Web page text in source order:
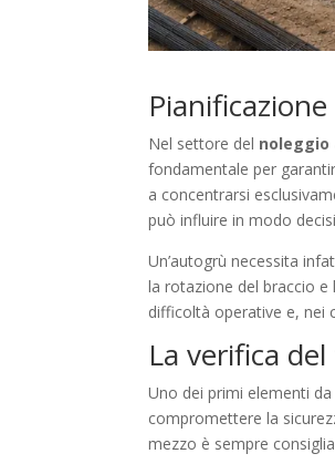
Nel settore del noleggio
fondamentale per
a concentrarsi
può influire in modo
Un’autogrù necessita
la rotazione del braccio
difficoltà operative e, nei
La verifica
Uno dei primi elementi
compromettere la
mezzo è sempre